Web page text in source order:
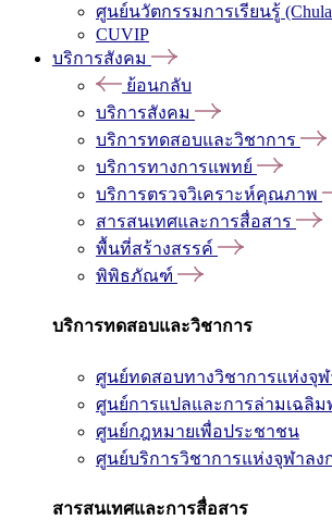
ศูนย์นวัตกรรมการเรียนรู้
CUVIP
บริการสังคม
ย้อนกลับ
บริการสังคม
บริการทดสอบและวิชาการ
บริการทางการแพทย์
บริการตรวจวิเคราะห์คุณภาพ
สารสนเทศและการสื่อสาร
พื้นที่สร้างสรรค์
พิพิธภัณฑ์
บริการทดสอบและวิชาการ
ศูนย์ทดสอบทางวิชาการแห่งจุฬ
ศูนย์การแปลและการล่ามเฉลิม
ศูนย์กฎหมายเพื่อประชาชน
ศูนย์บริการวิชาการแห่งจุฬาล
สารสนเทศและการสื่อสาร